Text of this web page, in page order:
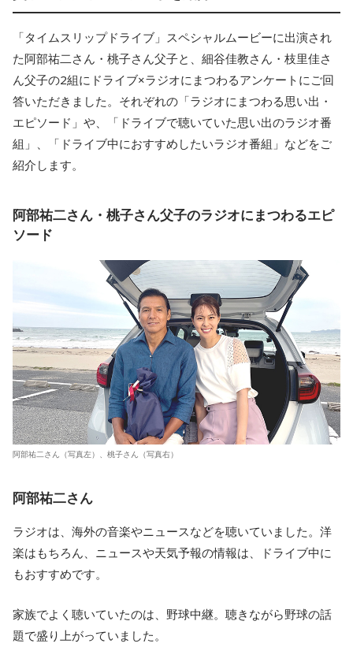
「タイムスリップドライブ」スペシャルムービーに出演され
た阿部祐二さん・桃子さん父子と、細谷佳教さん・枝里佳さ
ん父子の2組にドライブ×ラジオにまつわるアンケートにご回
答いただきました。それぞれの「ラジオにまつわる思い出・
エピソード」や、「ドライブで聴いていた思い出のラジオ番
組」、「ドライブ中におすすめしたいラジオ番組」などをご
紹介します。
阿部祐二さん・桃子さん父子のラジオにまつわるエピ
ソード
阿部祐二さん（写真左）、桃子さん（写真右）
阿部祐二さん
ラジオは、海外の音楽やニュースなどを聴いていました。洋
楽はもちろん、ニュースや天気予報の情報は、ドライブ中に
もおすすめです。
家族でよく聴いていたのは、野球中継。聴きながら野球の話
題で盛り上がっていました。